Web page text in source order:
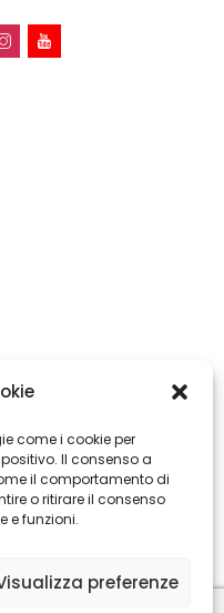
come i cookie per
Il consenso a
il comportamento di
o ritirare il consenso
e funzioni.
preferenze